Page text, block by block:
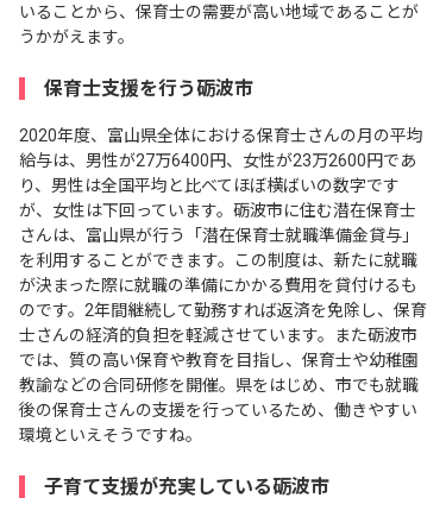
いることから、保育士の需要が高い地域であることが
うかがえます。
保育士支援を行う砺波市
2020年度、富山県全体における保育士さんの月の平均
給与は、男性が27万6400円、女性が23万2600円であ
り、男性は全国平均と比べてほぼ横ばいの数字です
が、女性は下回っています。砺波市に住む潜在保育士
さんは、富山県が行う「潜在保育士就職準備金貸与」
を利用することができます。この制度は、新たに就職
が決まった際に就職の準備にかかる費用を貸付けるも
のです。2年間継続して勤務すれば返済を免除し、保育
士さんの経済的負担を軽減させています。また砺波市
では、質の高い保育や教育を目指し、保育士や幼稚園
教諭などの合同研修を開催。県をはじめ、市でも就職
後の保育士さんの支援を行っているため、働きやすい
環境といえそうですね。
子育て支援が充実している砺波市